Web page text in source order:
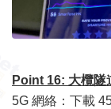
Point 16: 大欖隧
5G 網絡：下載